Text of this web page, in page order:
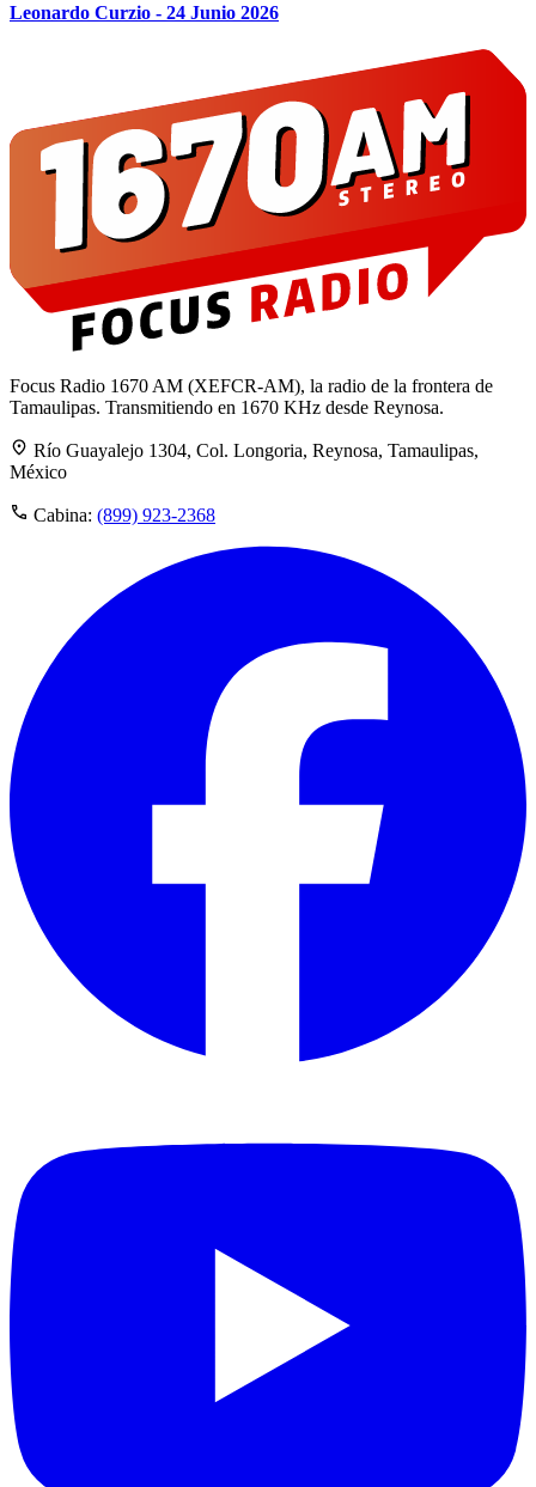
Leonardo Curzio - 24 Junio 2026
Focus Radio 1670 AM (XEFCR-AM), la radio de la frontera de
Tamaulipas. Transmitiendo en 1670 KHz desde Reynosa.
Río Guayalejo 1304, Col. Longoria, Reynosa, Tamaulipas,
México
Cabina: (899) 923-2368